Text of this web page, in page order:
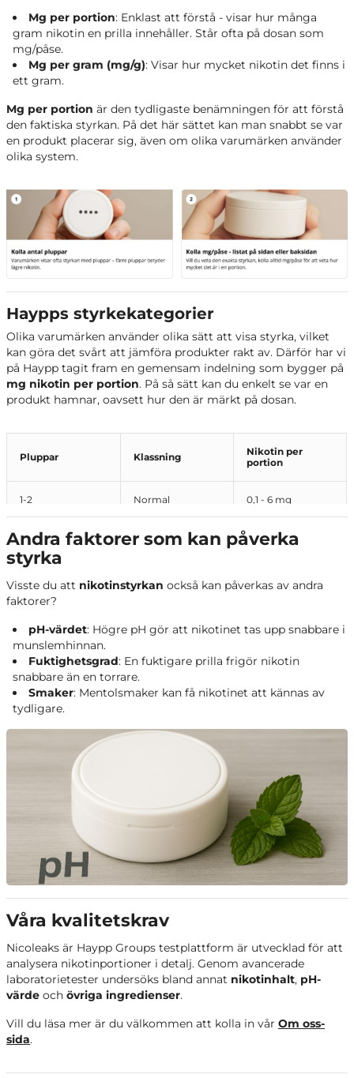
Mg per portion: Enklast att förstå - visar hur många
gram nikotin en prilla innehåller. Står ofta på dosan som
mg/påse.
Mg per gram (mg/g): Visar hur mycket nikotin det finns i
ett gram.
Mg per portion är den tydligaste benämningen för att förstå
den faktiska styrkan. På det här sättet kan man snabbt se var
en produkt placerar sig, även om olika varumärken använder
olika system.
Haypps styrkekategorier
Olika varumärken använder olika sätt att visa styrka, vilket
kan göra det svårt att jämföra produkter rakt av. Därför har vi
på Haypp tagit fram en gemensam indelning som bygger på
mg nikotin per portion. På så sätt kan du enkelt se var en
produkt hamnar, oavsett hur den är märkt på dosan.
Pluppar Klassning
Nikotin per
portion
1-2 Normal 0,1 - 6 mg
3 Stark 6,1 - 9 mg
Andra faktorer som kan påverka
styrka
Visste du att nikotinstyrkan också kan påverkas av andra
faktorer?
pH-värdet: Högre pH gör att nikotinet tas upp snabbare i
munslemhinnan.
Fuktighetsgrad: En fuktigare prilla frigör nikotin
snabbare än en torrare.
Smaker: Mentolsmaker kan få nikotinet att kännas av
tydligare.
Våra kvalitetskrav
Nicoleaks är Haypp Groups testplattform är utvecklad för att
analysera nikotinportioner i detalj. Genom avancerade
laboratorietester undersöks bland annat nikotinhalt, pH-
värde och övriga ingredienser.
Vill du läsa mer är du välkommen att kolla in vår Om oss-
sida.